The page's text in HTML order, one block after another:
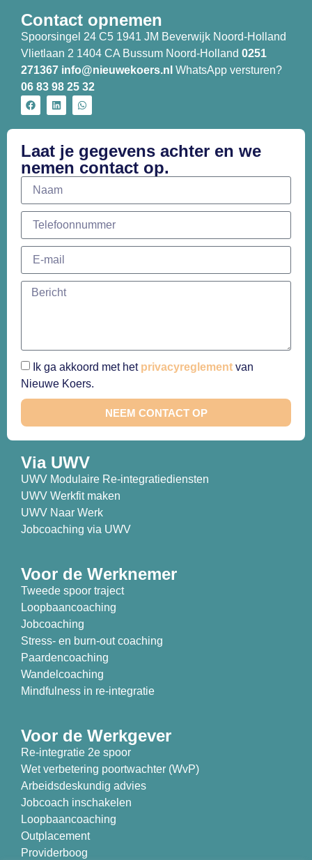
Contact opnemen
Spoorsingel 24 C5 1941 JM Beverwijk Noord-Holland
Vlietlaan 2 1404 CA Bussum Noord-Holland 0251
271367 info@nieuwekoers.nl WhatsApp versturen?
06 83 98 25 32
Laat je gegevens achter en we
nemen contact op.
Ik ga akkoord met het privacyreglement van
Nieuwe Koers.
NEEM CONTACT OP
Via UWV
UWV Modulaire Re-integratiediensten
UWV Werkfit maken
UWV Naar Werk
Jobcoaching via UWV
Voor de Werknemer
Tweede spoor traject
Loopbaancoaching
Jobcoaching
Stress- en burn-out coaching
Paardencoaching
Wandelcoaching
Mindfulness in re-integratie
Voor de Werkgever
Re-integratie 2e spoor
Wet verbetering poortwachter (WvP)
Arbeidsdeskundig advies
Jobcoach inschakelen
Loopbaancoaching
Outplacement
Providerboog